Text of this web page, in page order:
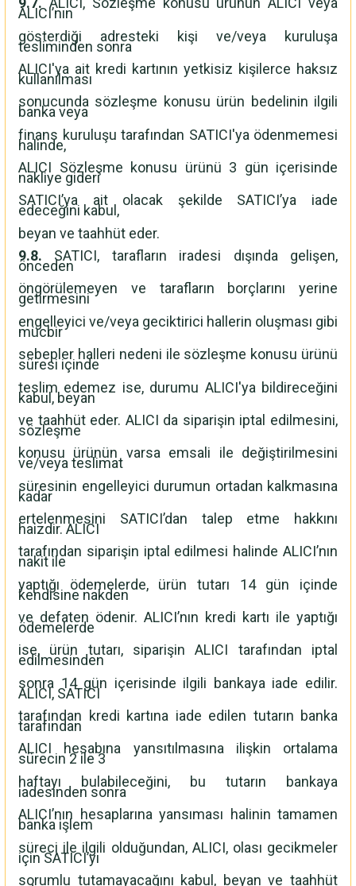
ALICI’nın
gösterdiği adresteki kişi ve/veya kuruluşa
tesliminden sonra
ALICI'ya ait kredi kartının yetkisiz kişilerce haksız
kullanılması
sonucunda sözleşme konusu ürün bedelinin ilgili
banka veya
finans kuruluşu tarafından SATICI'ya ödenmemesi
halinde,
ALICI Sözleşme konusu ürünü 3 gün içerisinde
nakliye gideri
SATICI’ya ait olacak şekilde SATICI’ya iade
edeceğini kabul,
beyan ve taahhüt eder.
9.8. SATICI, tarafların iradesi dışında gelişen,
önceden
öngörülemeyen ve tarafların borçlarını yerine
getirmesini
engelleyici ve/veya geciktirici hallerin oluşması gibi
mücbir
sebepler halleri nedeni ile sözleşme konusu ürünü
süresi içinde
teslim edemez ise, durumu ALICI'ya bildireceğini
kabul, beyan
ve taahhüt eder. ALICI da siparişin iptal edilmesini,
sözleşme
konusu ürünün varsa emsali ile değiştirilmesini
ve/veya teslimat
süresinin engelleyici durumun ortadan kalkmasına
kadar
ertelenmesini SATICI’dan talep etme hakkını
haizdir. ALICI
tarafından siparişin iptal edilmesi halinde ALICI’nın
nakit ile
yaptığı ödemelerde, ürün tutarı 14 gün içinde
kendisine nakden
ve defaten ödenir. ALICI’nın kredi kartı ile yaptığı
ödemelerde
ise, ürün tutarı, siparişin ALICI tarafından iptal
edilmesinden
sonra 14 gün içerisinde ilgili bankaya iade edilir.
ALICI, SATICI
tarafından kredi kartına iade edilen tutarın banka
tarafından
ALICI hesabına yansıtılmasına ilişkin ortalama
sürecin 2 ile 3
haftayı bulabileceğini, bu tutarın bankaya
iadesinden sonra
ALICI’nın hesaplarına yansıması halinin tamamen
banka işlem
süreci ile ilgili olduğundan, ALICI, olası gecikmeler
için SATICI’yı
sorumlu tutamayacağını kabul, beyan ve taahhüt